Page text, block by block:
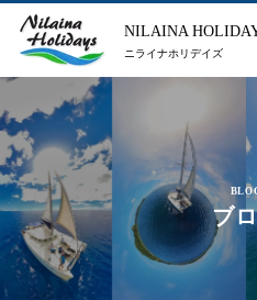
NILAINA
ニライナホリデイズ
ブ